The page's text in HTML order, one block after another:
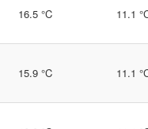
16.5 °C 11.1
15.9 °C 11.1